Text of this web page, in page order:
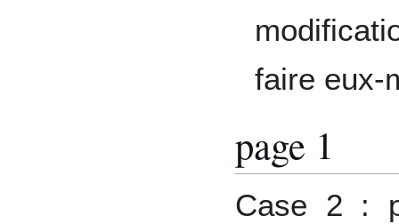
faire eux-
page 1
Case 2 :